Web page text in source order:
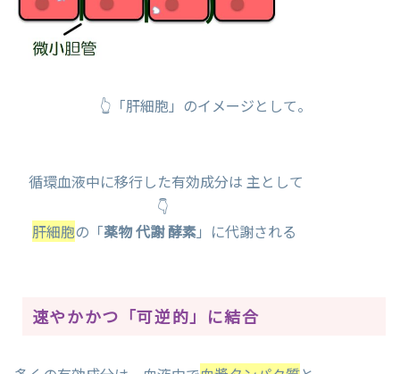
👆「肝細胞」のイメージとして。
循環血液中に移行した有効成分は 主として
👇
肝細胞の「薬物 代謝 酵素」に代謝される
速やかかつ「可逆的」に結合